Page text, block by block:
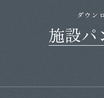
ダウン
施設パ